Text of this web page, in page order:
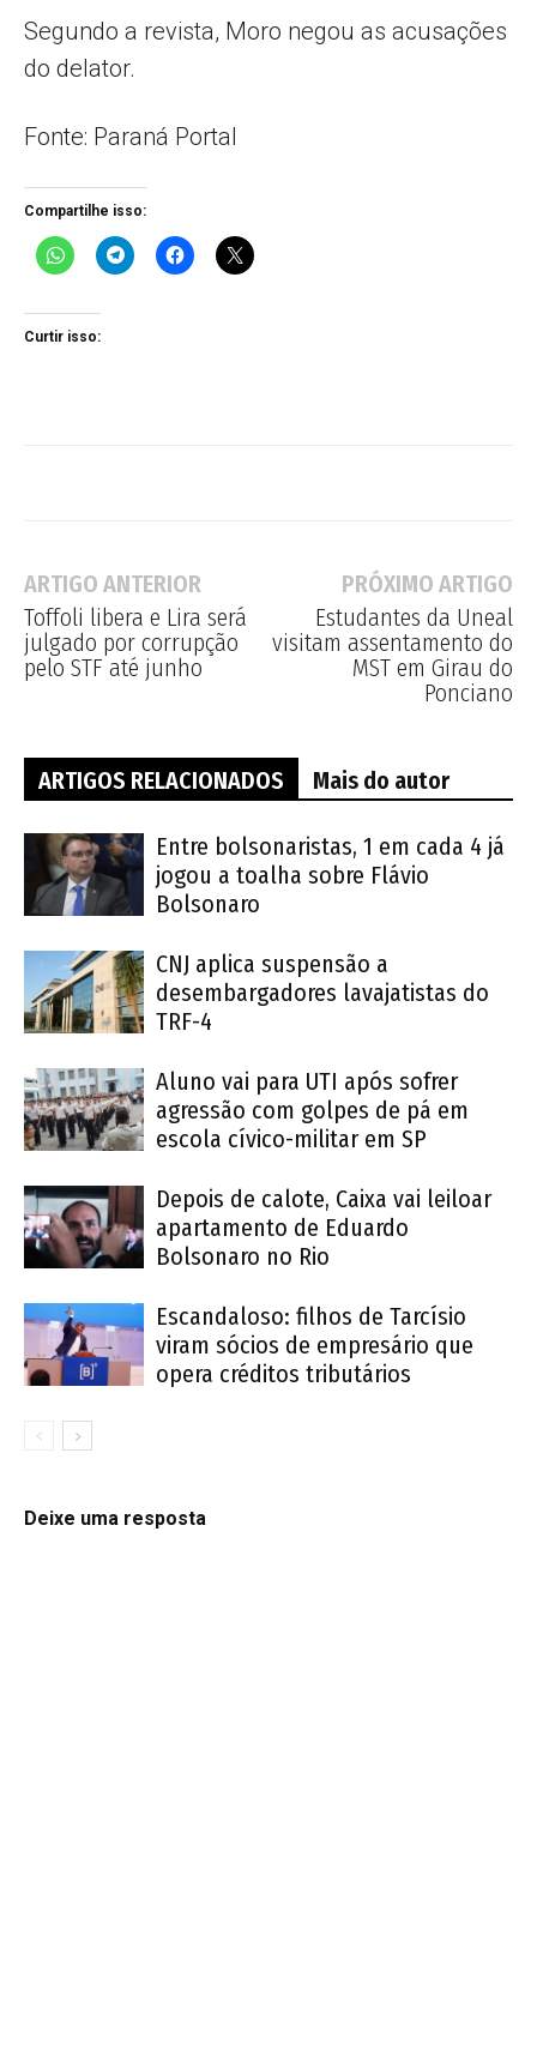
Segundo a revista, Moro negou as acusações
do delator.
Fonte: Paraná Portal
Compartilhe isso:
Curtir isso:
ARTIGO ANTERIOR
Toffoli libera e Lira será
julgado por corrupção
pelo STF até junho
PRÓXIMO ARTIGO
Estudantes da Uneal
visitam assentamento do
MST em Girau do
Ponciano
ARTIGOS RELACIONADOS Mais do autor
Entre bolsonaristas, 1 em cada 4 já
jogou a toalha sobre Flávio
Bolsonaro
CNJ aplica suspensão a
desembargadores lavajatistas do
TRF-4
Aluno vai para UTI após sofrer
agressão com golpes de pá em
escola cívico-militar em SP
Depois de calote, Caixa vai leiloar
apartamento de Eduardo
Bolsonaro no Rio
Escandaloso: filhos de Tarcísio
viram sócios de empresário que
opera créditos tributários
Deixe uma resposta